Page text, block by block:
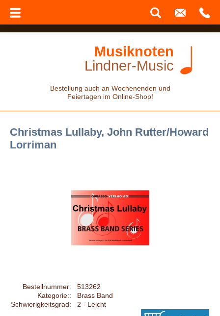
Musiknoten
Lindner-Music
Bestellung auch an Wochenenden und
Feiertagen im Online-Shop!
Christmas Lullaby, John Rutter/Howard
Lorriman
Bestellnummer:
513262
Kategorie::
Brass Band
Schwierigkeitsgrad:
2 - Leicht